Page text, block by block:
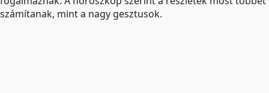
számítanak, mint a nagy gesztusok.